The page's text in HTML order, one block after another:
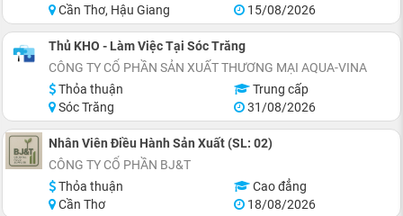
Cần Thơ, Hậu Giang
15/08/2026
Thủ KHO - Làm Việc Tại Sóc Trăng
CÔNG TY CỔ PHẦN SẢN XUẤT THƯƠNG MẠI AQUA-VINA
Thỏa thuận
Trung cấp
Sóc Trăng
31/08/2026
Nhân Viên Điều Hành Sản Xuất (SL: 02)
CÔNG TY CỔ PHẦN BJ&T
Thỏa thuận
Cao đẳng
Cần Thơ
18/08/2026